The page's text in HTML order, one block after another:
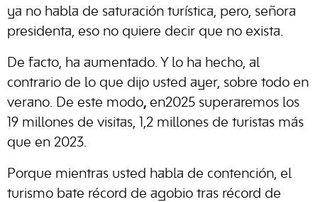
ya no habla de saturación turística, pero, señora
presidenta, eso no quiere decir que no exista.
De facto, ha aumentado. Y lo ha hecho, al
contrario de lo que dijo usted ayer, sobre todo en
verano. De este modo, en2025 superaremos los
19 millones de visitas, 1,2 millones de turistas más
que en 2023.
Porque mientras usted habla de contención, el
turismo bate récord de agobio tras récord de